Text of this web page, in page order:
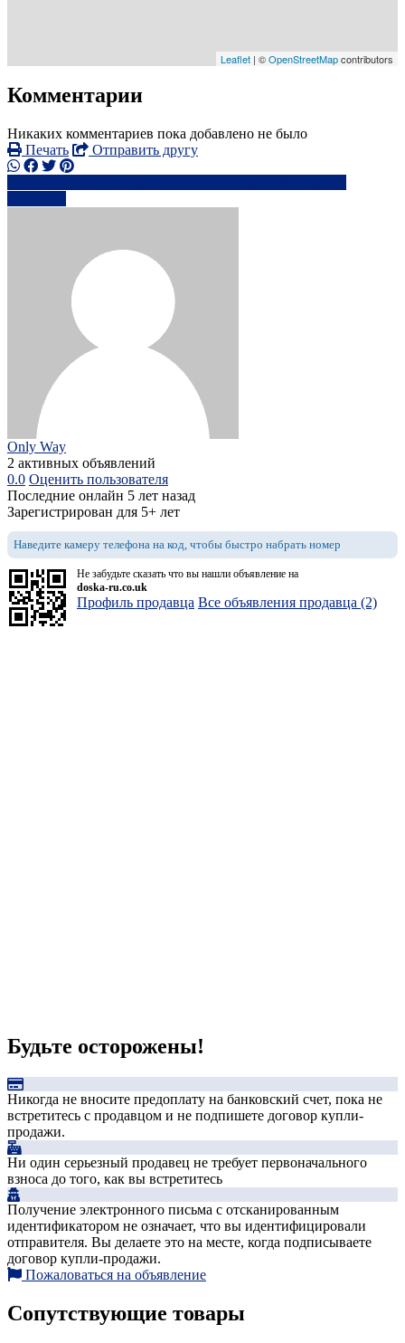
Leaflet | ©OpenStreetMapcontributors
Комментарии
Никаких комментариев пока добавлено не было
Печать
Отправить другу
Only Way
2 активных объявлений
0.0 Оценить пользователя
Последние онлайн 5 лет назад
Зарегистрирован для 5+ лет
Наведите камеру телефона на код, чтобы быстро набрать номер
Не забудьте сказать что вы нашли объявление на
doska-ru.co.uk
Профиль продавца Все объявления продавца (2)
Будьте осторожены!
Никогда не вносите предоплату на банковский счет, пока не
встретитесь с продавцом и не подпишете договор купли-
продажи.
Ни один серьезный продавец не требует первоначального
взноса до того, как вы встретитесь
Получение электронного письма с отсканированным
идентификатором не означает, что вы идентифицировали
отправителя. Вы делаете это на месте, когда подписываете
договор купли-продажи.
Пожаловаться на объявление
Сопутствующие товары